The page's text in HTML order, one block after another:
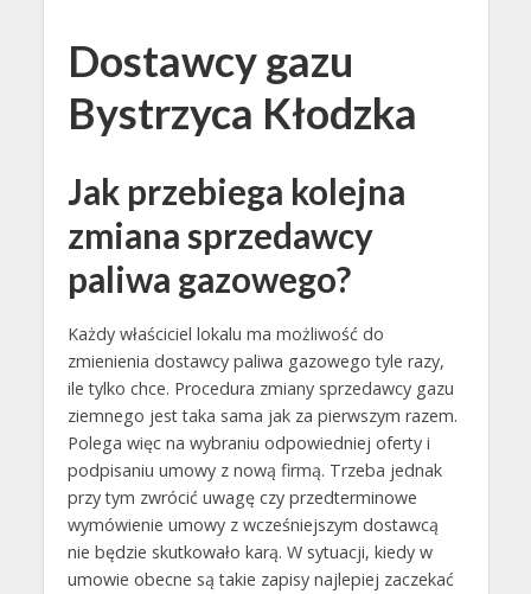
Dostawcy gazu
Bystrzyca Kłodzka
Jak przebiega kolejna
zmiana sprzedawcy
paliwa gazowego?
Każdy właściciel lokalu ma możliwość do
zmienienia dostawcy paliwa gazowego tyle razy,
ile tylko chce. Procedura zmiany sprzedawcy gazu
ziemnego jest taka sama jak za pierwszym razem.
Polega więc na wybraniu odpowiedniej oferty i
podpisaniu umowy z nową firmą. Trzeba jednak
przy tym zwrócić uwagę czy przedterminowe
wymówienie umowy z wcześniejszym dostawcą
nie będzie skutkowało karą. W sytuacji, kiedy w
umowie obecne są takie zapisy najlepiej zaczekać